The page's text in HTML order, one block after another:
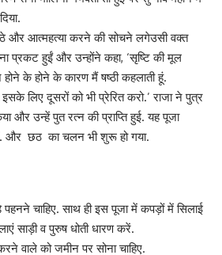
और आत्महत्या करने की सोचने लगेउसी वक्त
प्रकट हुईं और उन्होंने कहा, ‘सृष्टि की मूल
के होने के कारण मैं षष्ठी कहलाती हूं.
लिए दूसरों को भी प्रेरित करो.’ राजा ने पुत्र
और उन्हें पुत रत्न की प्राप्ति हुई. यह पूजा
और छठ का चलन भी शुरू हो गया.
पहनने चाहिए. साथ ही इस पूजा में कपड़ों में सिलाई
साड़ी व पुरुष धोती धारण करें.
वाले को जमीन पर सोना चाहिए.